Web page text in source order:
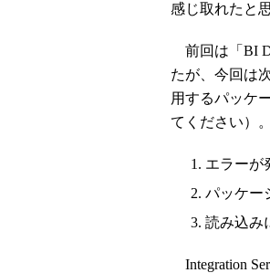
感じ取れたと
前回は「BI
たが、今回は
用するパッケ
てください）。
エラーが
パッケー
読み込み
Integration